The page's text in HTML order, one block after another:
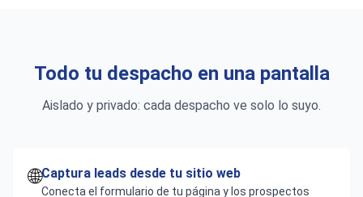
Todo tu despacho en una pantalla
Aislado y privado: cada despacho ve solo lo suyo.
🌐Captura leads desde tu sitio web
Conecta el formulario de tu página y los prospectos